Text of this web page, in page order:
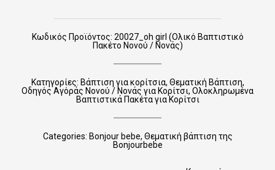
Κωδικός Προϊόντος: 20027_oh girl (Ολικό Βαπτιστικό
Πακέτο Νονού / Νονάς)
Κατηγορίες: Βάπτιση για κορίτσια, Θεματική Βάπτιση,
Οδηγός Αγόράς Νονού / Νονάς για Κορίτσι, Ολοκληρωμένα
Βαπτιστικά Πακέτα για Κορίτσι
Categories: Bonjour bebe, Θεματική βάπτιση της
Bonjourbebe